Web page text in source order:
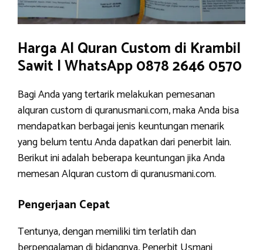
Harga Al Quran Custom di Krambil
Sawit | WhatsApp 0878 2646 0570
Bagi Anda yang tertarik melakukan pemesanan
alquran custom di quranusmani.com, maka Anda bisa
mendapatkan berbagai jenis keuntungan menarik
yang belum tentu Anda dapatkan dari penerbit lain.
Berikut ini adalah beberapa keuntungan jika Anda
memesan Alquran custom di quranusmani.com.
Pengerjaan Cepat
Tentunya, dengan memiliki tim terlatih dan